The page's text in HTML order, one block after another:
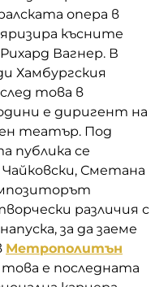
опера в
късните
Вагнер. В
Хамбургския
това в
е диригент на
театър. Под
публика се
Сметана
различия с
за да заеме
Метрополитън
е последната